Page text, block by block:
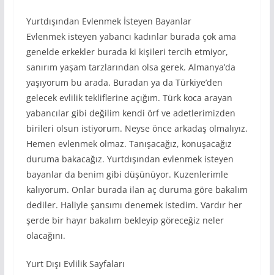
Yurtdışından Evlenmek İsteyen Bayanlar
Evlenmek isteyen yabancı kadınlar burada çok ama
genelde erkekler burada ki kişileri tercih etmiyor,
sanırım yaşam tarzlarından olsa gerek. Almanya’da
yaşıyorum bu arada. Buradan ya da Türkiye’den
gelecek evlilik tekliflerine açığım. Türk koca arayan
yabancılar gibi değilim kendi örf ve adetlerimizden
birileri olsun istiyorum. Neyse önce arkadaş olmalıyız.
Hemen evlenmek olmaz. Tanışacağız, konuşacağız
duruma bakacağız. Yurtdışından evlenmek isteyen
bayanlar da benim gibi düşünüyor. Kuzenlerimle
kalıyorum. Onlar burada ilan aç duruma göre bakalım
dediler. Haliyle şansımı denemek istedim. Vardır her
şerde bir hayır bakalım bekleyip göreceğiz neler
olacağını.
Yurt Dışı Evlilik Sayfaları